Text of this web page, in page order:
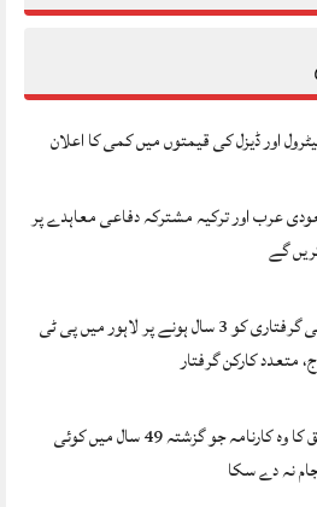
اور ڈیزل کی قیمتوں میں کمی کا اعلان
عرب اور ترکیہ مشترکہ دفاعی معاہدے پر
گے
عمران خان کی گرفتاری کو 3 سال ہونے پر لاہور میں پی ٹی
متعدد کارکن گرفتار
عبداللہ شفیق کا وہ کارنامہ جو گزشتہ 49 سال میں کوئی
نہ دے سکا